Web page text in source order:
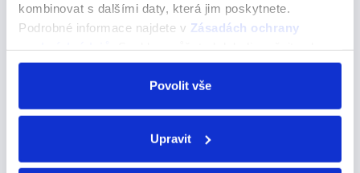
kombinovat s dalšími daty, která jim poskytnete.
Podrobné informace najdete v Zásadách ochrany
odvolat v nastavení cookies, případně se obrátit na
Povolit vše
Upravit
People living on the island are worried about the future
of their language.Obyvatelé ostrova se obávají o
budoucnost svého jazyka. A) are afraid B) are worried
C) are frightened Tady je dobré…